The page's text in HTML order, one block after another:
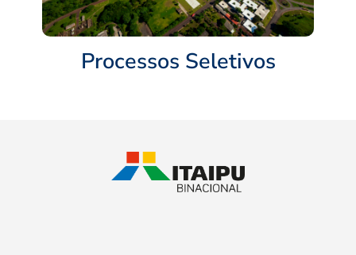
Processos Seletivos